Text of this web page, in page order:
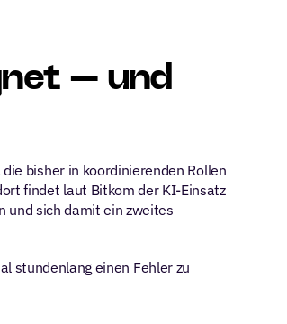
– und
die bisher in koordinierenden Rollen
findet laut Bitkom der KI-Einsatz
und sich damit ein zweites
stundenlang einen Fehler zu